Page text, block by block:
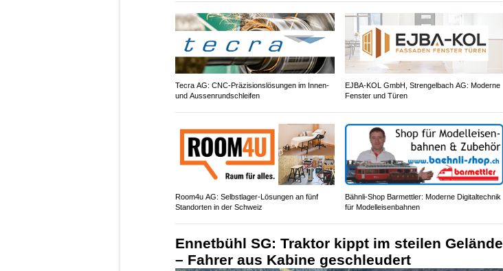
Tecra AG: CNC-Präzisionslösungen im Innen-
und Aussenrundschleifen
EJBA-KOL GmbH, Strengelbach AG: Moderne
Fenster und Türen
Room4u AG: Selbstlager-Lösungen an fünf
Standorten in der Schweiz
Bähnli-Shop Barmettler: Moderne Digitaltechnik
für Modelleisenbahnen
Ennetbühl SG: Traktor kippt im steilen Gelände
– Fahrer aus Kabine geschleudert